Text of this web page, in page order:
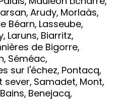
, Arudy, Morlaàs,
Béarn, Lasseube,
, Laruns, Biarritz,
de Bigorre,
, Séméac,
sur l'échez, Pontacq,
sever, Samadet, Mont,
, Benejacq,